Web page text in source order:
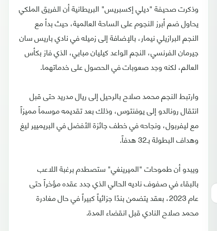
وذكرت صحيفة "ديلي إكسبريس" البريطانية أن الفريق الملكي
يحاول ضم أبرز النجوم على الساحة العالمية، حيث بدأ مع
النجم البرازيلي نيمار، بالإضافة إلى زميله في نادي باريس سان
جيرمان الفرنسي، النجم الواعد كيليان مبابي، الذي فاز بكأس
العالم، لكنه وجد صعوبات في الحصول على خدماتهما.
وارتبط النجم محمد صلاح بالرحيل إلى ريال مدريد حتى قبل
انتقال رونالدو إلى يوفنتوس، وذلك بعد تقديمه موسماً مميزاً
مع ليفربول، ونجاحه في خطف جائزة الأفضل في البريميير ليغ
وهداف البطولة بـ32 هدفاً.
ويبدو أن طموحات "الميرينغي" ستصطدم برغبة اللاعب
بالبقاء في صفوف ناديه الحالي الذي جدد عقده مؤخراً حتى
عام 2023، بعقد يتضمن بندًا جزائياً كبيراً في حال مغادرة
محمد صلاح النادي قبل انقضاء المدة.